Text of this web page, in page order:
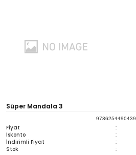
Süper Mandala 3
9786254490439
Fiyat :
İskonto :
İndirimli Fiyat :
Stok :